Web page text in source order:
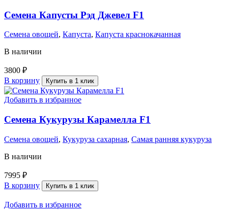
Семена Капусты Рэд Джевел F1
Семена овощей, Капуста, Капуста краснокачанная
В наличии
3800 ₽
В корзину
Купить в 1 клик
Добавить в избранное
Семена Кукурузы Карамелла F1
Семена овощей, Кукуруза сахарная, Самая ранняя кукуруза
В наличии
7995 ₽
В корзину
Купить в 1 клик
Добавить в избранное